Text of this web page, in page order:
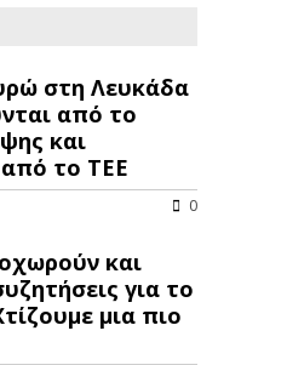
στη Λευκάδα
από το
και
το ΤΕΕ
0
και
για το
μια πιο